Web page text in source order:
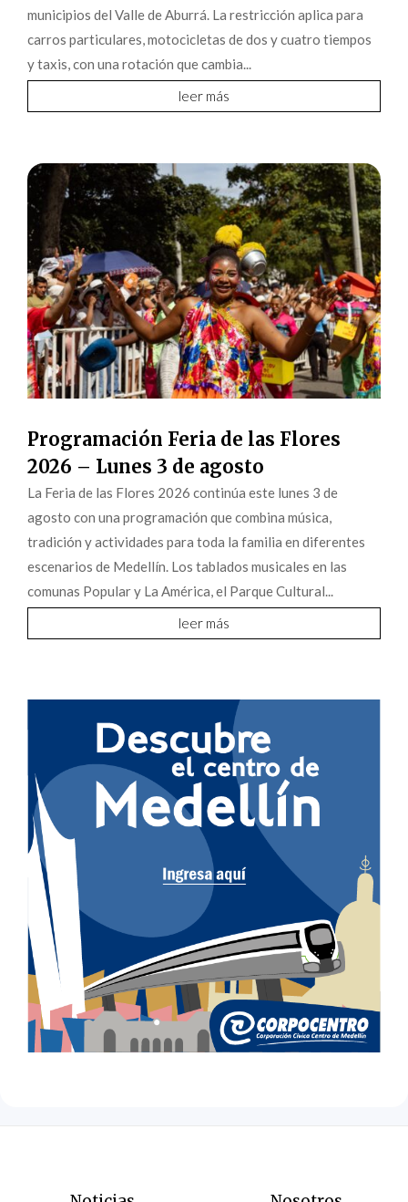
municipios del Valle de Aburrá. La restricción aplica para
carros particulares, motocicletas de dos y cuatro tiempos
y taxis, con una rotación que cambia...
leer más
Programación Feria de las Flores
2026 – Lunes 3 de agosto
La Feria de las Flores 2026 continúa este lunes 3 de
agosto con una programación que combina música,
tradición y actividades para toda la familia en diferentes
escenarios de Medellín. Los tablados musicales en las
comunas Popular y La América, el Parque Cultural...
leer más